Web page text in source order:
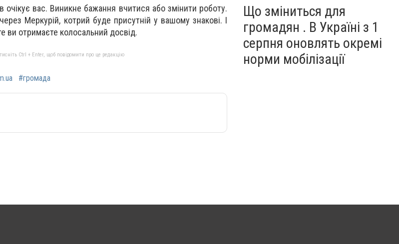
очікує вас. Виникне бажання вчитися або змінити роботу.
Меркурій, котрий буде присутній у вашому знакові. І
ви отримаєте колосальний досвід.
Ctrl + Enter, щоб повідомити про це редакцію
#громада
Що зміниться для
громадян . В Україні з 1
серпня оновлять окремі
норми мобілізації